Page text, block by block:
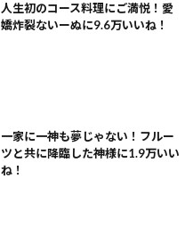
人生初のコース料理にご満悦！愛
嬌炸裂ないーぬに9.6万いいね！
一家に一神も夢じゃない！フルー
ツと共に降臨した神様に1.9万いい
ね！